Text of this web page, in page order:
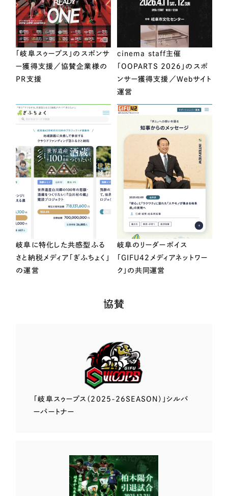
「岐阜スゥープス」のスポンサ
ー獲得支援／協賛企業様の
PR支援
cinema staff主催
「OOPARTS 2026」のスポ
ンサー獲得支援／Webサイト
運営
岐阜に特化した共感型ふる
さと納税メディア「ぎふちょく」
の運営
岐阜のリーダーボイス
「GIFU42メディアネットワー
ク」の共同運営
協賛
「岐阜スゥープス （2025-26SEASON）」 シルバ
ーパートナー